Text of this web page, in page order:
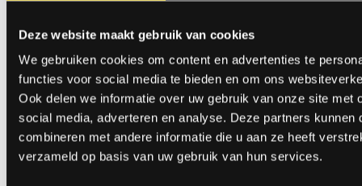
Deze website maakt gebruik van cookies
We gebruiken cookies om content en advertenties te
functies voor social media te bieden en om ons
Ook delen we informatie over uw gebruik van onze site met
social media, adverteren en analyse. Deze partners kunnen
combineren met andere informatie die u aan ze heeft
verzameld op basis van uw gebruik van hun services.